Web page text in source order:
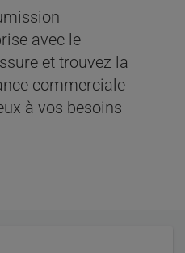
avec le
et trouvez la
commerciale
à vos besoins